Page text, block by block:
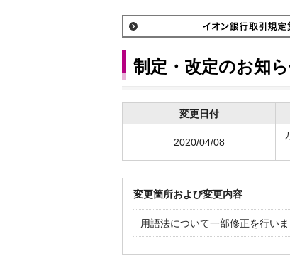
制定・改定のお知
変更日付
2020/04/08
変更箇所および変更内容
用語法について一部修正を行いま